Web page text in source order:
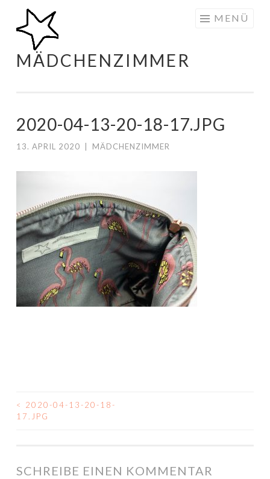
Zum
Inhalt
springen
MÄDCHENZIMMER
MENÜ
2020-04-13-20-18-17.JPG
13. APRIL 2020 MÄDCHENZIMMER
BEITRAGSNAVIGATION
<
2020-04-13-20-18-
17.JPG
SCHREIBE EINEN KOMMENTAR